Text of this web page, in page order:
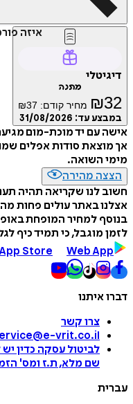
איזה
דיגיטלי
מתנה
₪32 מחיר קודם: ₪37
במבצע עד: 31/08/2026
אישה עם יד מוכת-מום
אך מוצאת סודות אפלים
מימי השואה.
הצצה מהירה
חשוב לנו שקריאה תהיה
אצלנו באתר עולים פחות
בנוסף למחיר המופחת
לזמן מוגבל, כי תמיד כיף
App Store Web App
דברו איתנו
צרו קשר
vrit.co.il
לביטול עסקה כדין
שם מלא, ת.ז ומס'
עברית